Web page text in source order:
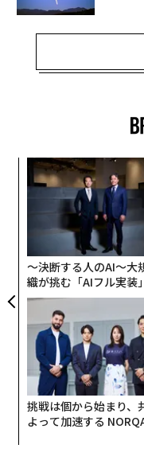
〜決断する人のAI〜大
織が挑む「AIフル実装
う”企業から“動く”企
TTドコモビジネス
挑戦は個から始まり、
よって加速する